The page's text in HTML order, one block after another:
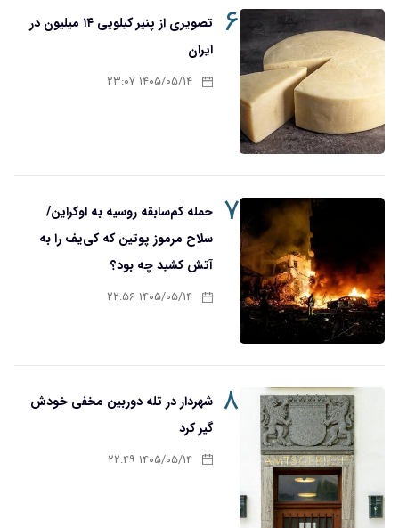
۶
تصویری از پنیر کیلویی ۱۴ میلیون در
ایران
۱۴۰۵/۰۵/۱۴ ۲۳:۰۷
۷ حمله کم‌سابقه روسیه به اوکراین/
سلاح مرموز پوتین که کی‌یف را به
آتش کشید چه بود؟
۱۴۰۵/۰۵/۱۴ ۲۲:۵۶
۸ شهردار در تله دوربین مخفی خودش
گیر کرد
۱۴۰۵/۰۵/۱۴ ۲۲:۴۹